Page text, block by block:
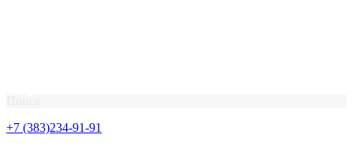
+7 (383)234-91-91